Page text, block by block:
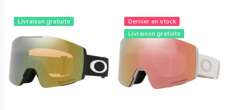
Livraison gratuite
Dernier en stock
Livraison gratuite